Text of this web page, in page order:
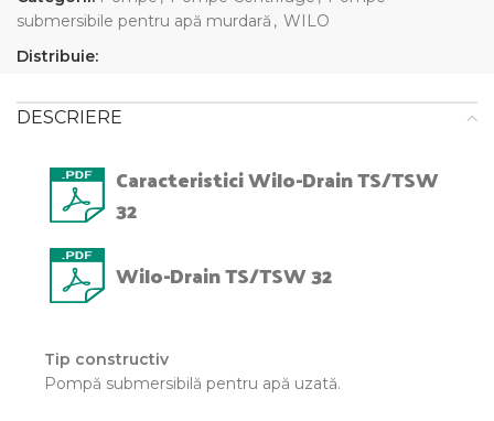
submersibile pentru apă murdară , WILO
Distribuie:
DESCRIERE
Caracteristici Wilo-Drain TS/TSW
32
Wilo-Drain TS/TSW 32
Tip constructiv
Pompă submersibilă pentru apă uzată.